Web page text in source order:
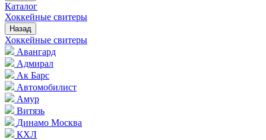
Каталог
Хоккейные свитеры
Назад
Хоккейные свитеры
Авангард
Адмирал
Ак Барс
Автомобилист
Амур
Витязь
Динамо Москва
КХЛ